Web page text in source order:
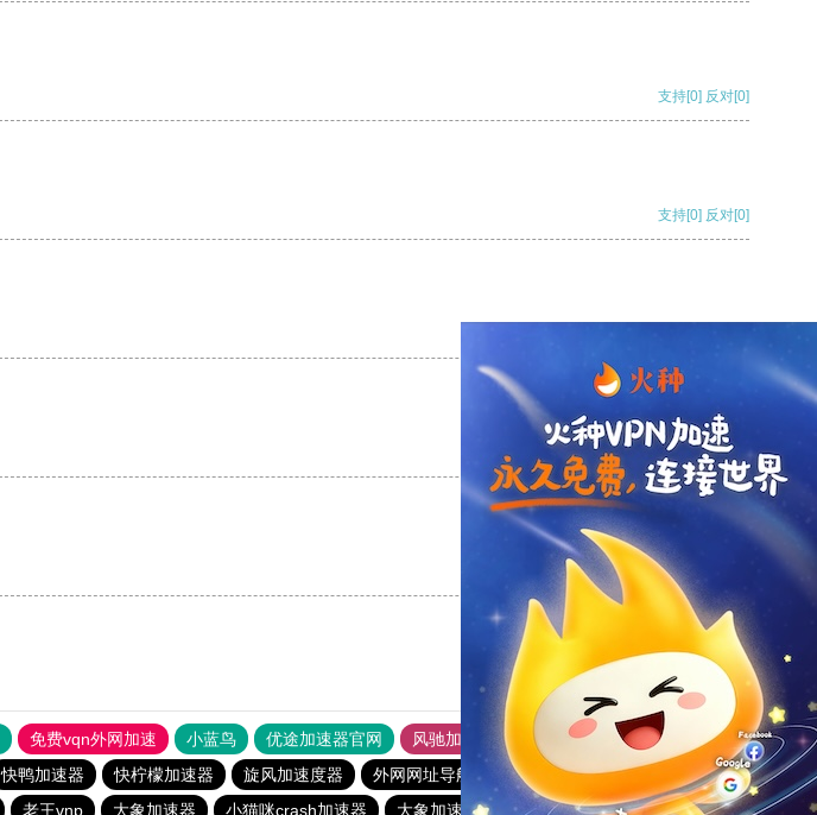
支持[0] 反对[0]
支持[0] 反对[0]
支持 [0] 反对[0]
支持
免费vqn外网加速 小蓝鸟 优途加速器官网 风驰加速器
旋风加速器
快鸭加速器 快柠檬加速器 旋风加速度器 外网网址导航 软件中心 雷霆加速
狂飙加速器
老王vnp 大象加速器 小猫咪crash加速器 大象加速器 银河加速器官网 CC加速器